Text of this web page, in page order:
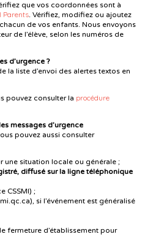
que vos coordonnées sont à
Parents. Vérifiez, modifiez ou ajoutez
de vos enfants. Nous envoyons
de l’élève, selon les numéros de
d’urgence ?
la liste d’envoi des alertes textos en
pouvez consulter la procédure
messages d’urgence
pouvez aussi consulter
une situation locale ou générale ;
diffusé sur la ligne téléphonique
CSSMI) ;
si l’événement est généralisé
fermeture d’établissement pour